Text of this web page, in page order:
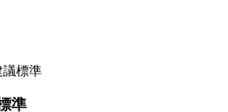
議標準
準